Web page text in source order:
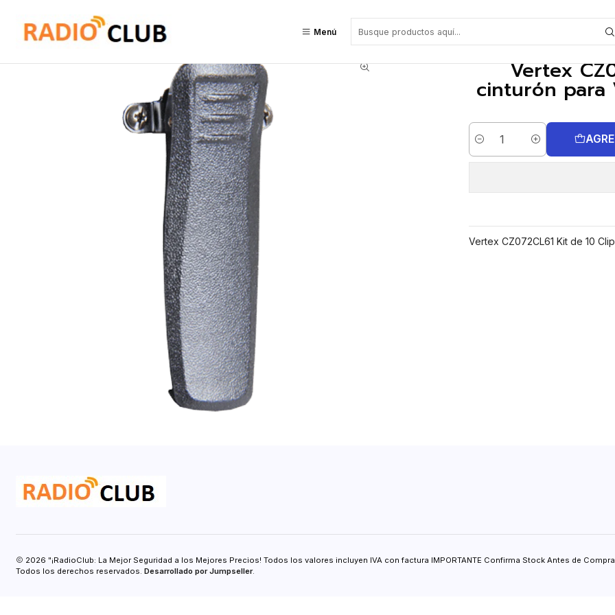
Menú
Clip Cinturón
Vertex
cinturón para
Cantidad
Vertex CZ072CL61 Kit de 10
2026 "¡RadioClub: La Mejor Seguridad a los Mejores Precios! Todos los valores incluyen IVA con factura IMPORTANTE Confirma Stock Antes de
Todos los derechos reservados. Desarrollado por Jumpseller.